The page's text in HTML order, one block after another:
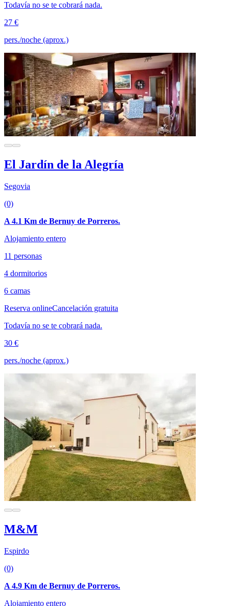
Todavía no se te cobrará nada.
27 €
pers./noche (aprox.)
El Jardín de la Alegría
Segovia
(0)
A 4.1 Km de Bernuy de Porreros.
Alojamiento entero
11 personas
4 dormitorios
6 camas
Reserva onlineCancelación gratuita
Todavía no se te cobrará nada.
30 €
pers./noche (aprox.)
M&M
Espirdo
(0)
A 4.9 Km de Bernuy de Porreros.
Alojamiento entero